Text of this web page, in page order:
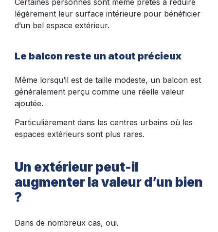
légèrement leur surface intérieure pour bénéficier
d’un bel espace extérieur.
Le balcon reste un atout précieux
Même lorsqu’il est de taille modeste, un balcon est
généralement perçu comme une réelle valeur
ajoutée.
Particulièrement dans les centres urbains où les
espaces extérieurs sont plus rares.
Un extérieur peut-il
augmenter la valeur d’un bien
?
Dans de nombreux cas, oui.